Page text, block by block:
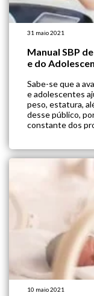
31 maio 2021
Manual SBP
e do
Sabe-se que a
e adolescentes
peso, estatura,
desse público,
constante dos
10 maio 2021